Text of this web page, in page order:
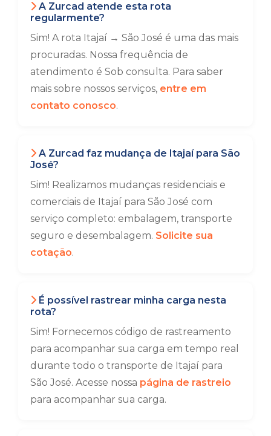
A Zurcad atende esta rota
regularmente?
Sim! A rota Itajaí → São José é uma das mais
procuradas. Nossa frequência de
atendimento é Sob consulta. Para saber
mais sobre nossos serviços, entre em
contato conosco.
A Zurcad faz mudança de Itajaí para São
José?
Sim! Realizamos mudanças residenciais e
comerciais de Itajaí para São José com
serviço completo: embalagem, transporte
seguro e desembalagem. Solicite sua
cotação.
É possível rastrear minha carga nesta
rota?
Sim! Fornecemos código de rastreamento
para acompanhar sua carga em tempo real
durante todo o transporte de Itajaí para
São José. Acesse nossa página de rastreio
para acompanhar sua carga.